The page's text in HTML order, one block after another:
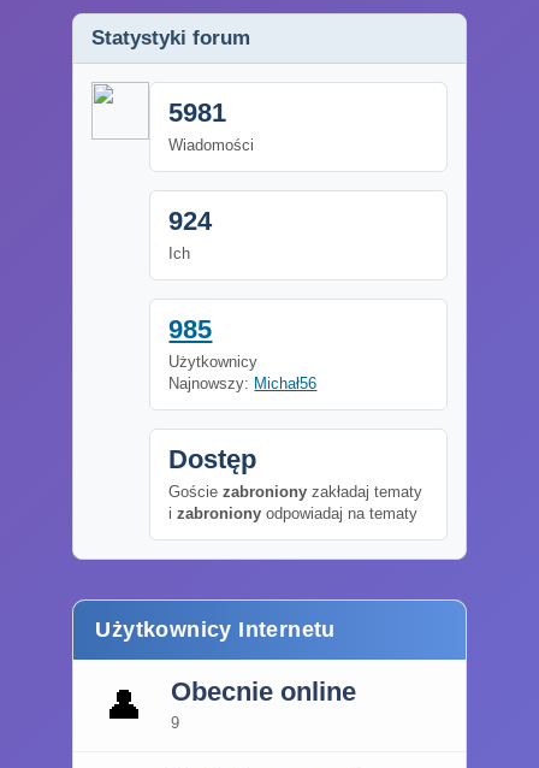
Statystyki forum
5981
Wiadomości
924
Ich
985
Użytkownicy
Najnowszy: Michał56
Dostęp
Gościezabroniony zakładaj tematy
izabroniony odpowiadaj na tematy
Użytkownicy Internetu
👤 Obecnie online
9